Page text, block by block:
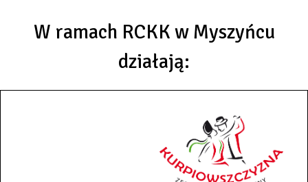
W ramach RCKK w Myszyńcu
działają: